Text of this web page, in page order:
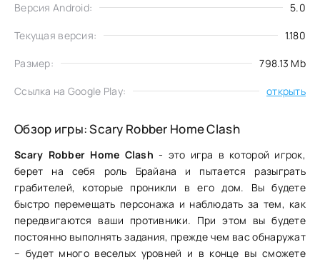
Версия Android: 5.0
Текущая версия: 1.180
Размер: 798.13 Mb
Ссылка на Google Play: открыть
Обзор игры: Scary Robber Home Clash
Scary Robber Home Clash - это игра в которой игрок,
берет на себя роль Брайана и пытается разыграть
грабителей, которые проникли в его дом. Вы будете
быстро перемещать персонажа и наблюдать за тем, как
передвигаются ваши противники. При этом вы будете
постоянно выполнять задания, прежде чем вас обнаружат
– будет много веселых уровней и в конце вы сможете